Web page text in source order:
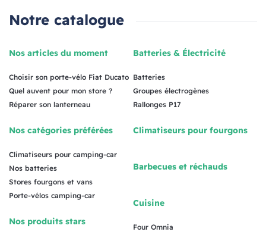
Notre catalogue
Nos articles du moment
Choisir son porte-vélo Fiat Ducato
Quel auvent pour mon store ?
Réparer son lanterneau
Nos catégories préférées
Climatiseurs pour camping-car
Nos batteries
Stores fourgons et vans
Porte-vélos camping-car
Nos produits stars
Batteries & Électricité
Batteries
Groupes électrogènes
Rallonges P17
Climatiseurs pour fourgons
Barbecues et réchauds
Cuisine
Four Omnia